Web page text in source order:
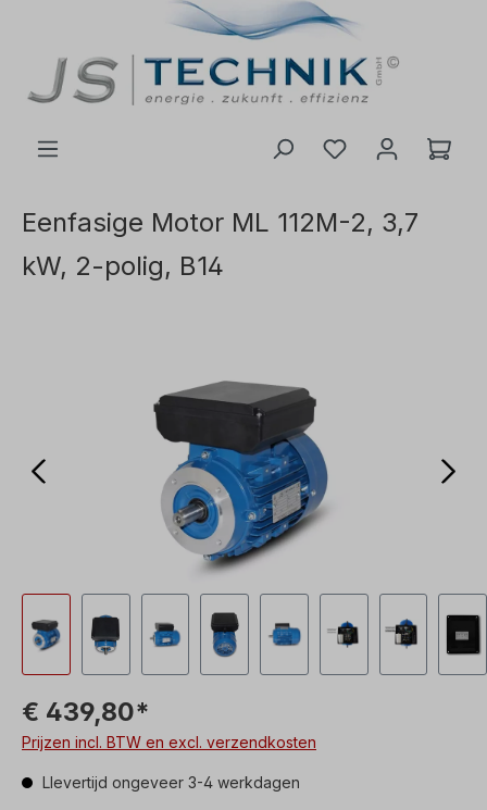
Eenfasige Motor ML 112M-2, 3,7
kW, 2-polig, B14
€ 439,80*
Prijzen incl. BTW en excl. verzendkosten
Llevertijd ongeveer 3-4 werkdagen